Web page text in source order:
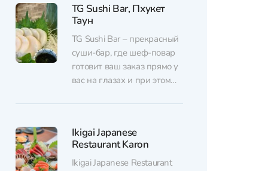
каким и должен быть.
Чувствуется, что все
делается с душой и шеф-
повар внимательно
подходит к каждому
кусочку. Обслуживание так
внимательное, а
качества приятно...
TG Sushi Bar, Пхукет
Таун
TG Sushi Bar – прекрасный
суши-бар, где шеф-повар
готовит ваш заказ прямо у
вас на глазах и при этом
здесь замечательный, а
фантастическая. В TG Sushi
Bar ваши вкусовые
рецепторы узнают что
Ikigai Japanese
Restaurant Karon
Ikigai Japanese Restaurant